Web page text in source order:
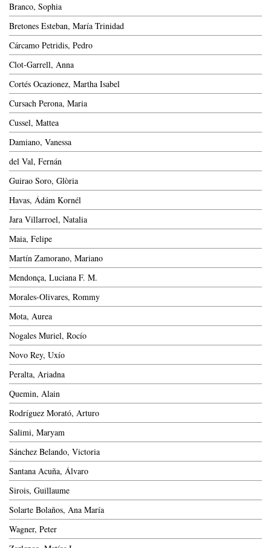
Branco, Sophia
Bretones Esteban, María Trinidad
Cárcamo Petridis, Pedro
Clot-Garrell, Anna
Cortés Ocazionez, Martha Isabel
Cursach Perona, Maria
Cussel, Mattea
Damiano, Vanessa
del Val, Fernán
Guirao Soro, Glòria
Havas, Ádám Kornél
Jara Villarroel, Natalia
Maia, Felipe
Martín Zamorano, Mariano
Mendonça, Luciana F. M.
Morales-Olivares, Rommy
Mota, Aurea
Nogales Muriel, Rocío
Novo Rey, Uxío
Peralta, Ariadna
Quemin, Alain
Rodríguez Morató, Arturo
Salimi, Maryam
Sánchez Belando, Victoria
Santana Acuña, Álvaro
Sirois, Guillaume
Solarte Bolaños, Ana María
Wagner, Peter